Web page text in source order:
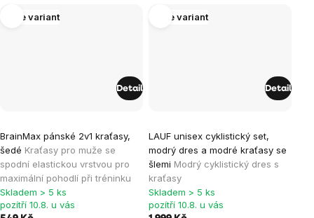
hvězdiček.
hvězdiček.
Více variant
BrainMax pánské 2v1 kraťasy,
šedé Kraťasy pro muže se
spodní elastickou vrstvou pro
maximální pohodlí při tréninku
hodnocení
produktu
je
5,0
z
Skladem > 5 ks
pozítří 10.8. u vás
Detail
Více variant
LAUF unisex cyklistický set,
modrý dres a modré kraťasy se
šlemi Modrý cyklistický dres s
kraťasy
hodnocení
produktu
je
5,0
z
Skladem > 5 ks
pozítří 10.8. u vás
Detail